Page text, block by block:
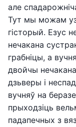
але
Тут мы можам
гісторый. Езус
нечакана
грабніцы, а
двойчы
дзьверы і
вучняў на
прыходзіць
падапечных з